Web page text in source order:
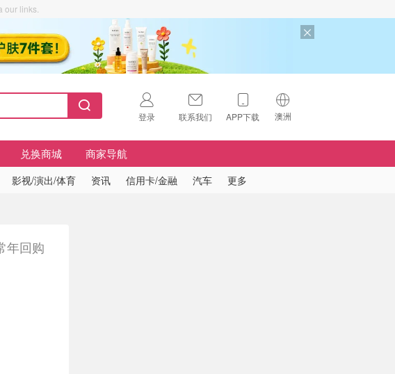
our links.
登录 联系我们 APP下载 澳洲
🇺🇸
🇨🇳中国
兑换商城 商家导航
影视/演出/体育 资讯 信用卡/金融 汽车 更多
年回购